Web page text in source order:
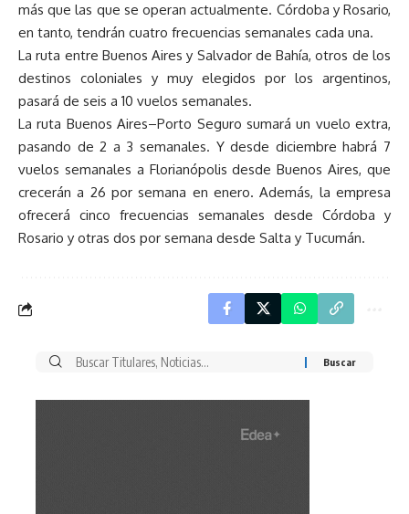
más que las que se operan actualmente. Córdoba y Rosario,
en tanto, tendrán cuatro frecuencias semanales cada una.
La ruta entre Buenos Aires y Salvador de Bahía, otros de los
destinos coloniales y muy elegidos por los argentinos,
pasará de seis a 10 vuelos semanales.
La ruta Buenos Aires–Porto Seguro sumará un vuelo extra,
pasando de 2 a 3 semanales. Y desde diciembre habrá 7
vuelos semanales a Florianópolis desde Buenos Aires, que
crecerán a 26 por semana en enero. Además, la empresa
ofrecerá cinco frecuencias semanales desde Córdoba y
Rosario y otras dos por semana desde Salta y Tucumán.
Buscar